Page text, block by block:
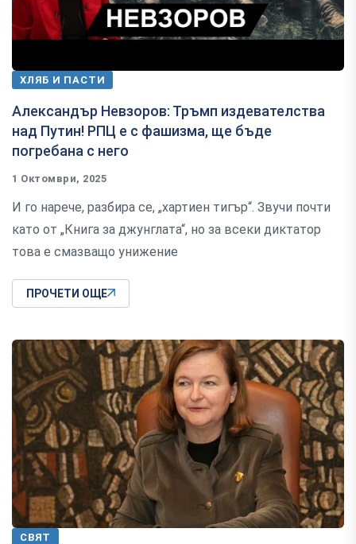
ХЛЯБ И ПАСТИ
Александър Невзоров: Тръмп издевателства
над Путин! РПЦ е с фашизма, ще бъде
погребана с него
1 Октомври, 2025
И го нарече, разбира се, „хартиен тигър“. Звучи почти
като от „Книга за джунглата“, но за всеки диктатор
това е смазващо унижение
ПРОЧЕТИ ОЩЕ
СВЯТ